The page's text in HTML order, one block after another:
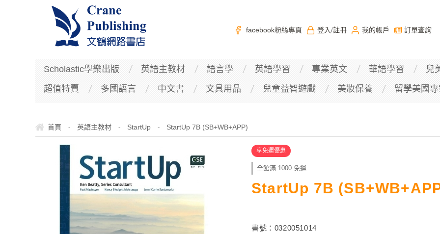
facebook粉絲專頁 登入 /註冊 我的帳戶 訂單查詢
Scholastic學樂出版 英語主教材 語言學 英語學習 專業英文 華語學習
兒
超值特賣
多國語言 中文書 文具用品 兒童益智遊戲 美妝保養 留學美國
首頁 - 英語主教材 - StartUp - StartUp 7B (SB+WB+APP)
享免運優惠
全館滿 1000 免運
StartUp 7B
書號：0320051014